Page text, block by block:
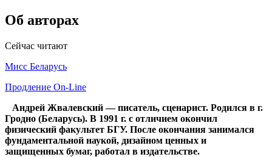
Об авторах
Сейчас читают
Мисс Беларусь
Продление On-Line
Андрей Жвалевский — писатель, сценарист. Родился в г.
Гродно (Беларусь). В 1991 г. с отличием окончил
физический факультет БГУ. После окончания занимался
фундаментальной наукой, дизайном ценных и
защищенных бумаг, работал в издательстве.